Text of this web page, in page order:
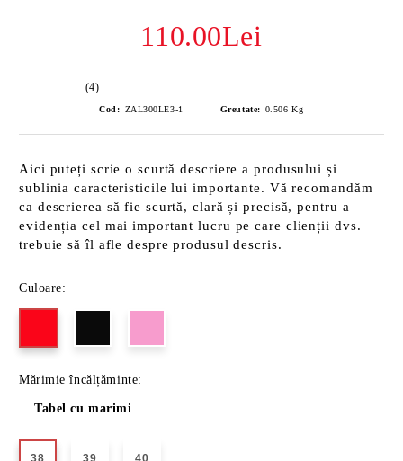
110.00Lei
(4)
Cod: ZAL300LE3-1 Greutate: 0.506 Kg
Aici puteți scrie o scurtă descriere a produsului și
sublinia caracteristicile lui importante. Vă recomandăm
ca descrierea să fie scurtă, clară și precisă, pentru a
evidenția cel mai important lucru pe care clienții dvs.
trebuie să îl afle despre produsul descris.
Culoare:
Mărimie încălțăminte:
Tabel cu marimi
38 39 40